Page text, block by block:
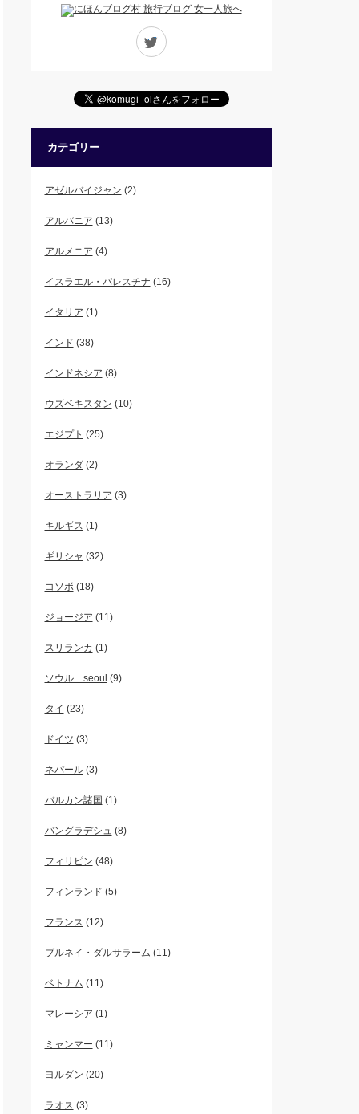
カテゴリー
アゼルバイジャン (2)
アルバニア (13)
アルメニア (4)
イスラエル・パレスチナ (16)
イタリア (1)
インド (38)
インドネシア (8)
ウズベキスタン (10)
エジプト (25)
オランダ(2)
オーストラリア (3)
キルギス (1)
ギリシャ (32)
コソボ(18)
ジョージア (11)
スリランカ (1)
ソウル seoul (9)
タイ (23)
ドイツ (3)
ネパール(3)
バルカン諸国 (1)
バングラデシュ (8)
フィリピン (48)
フィンランド (5)
フランス (12)
ブルネイ・ダルサラーム (11)
ベトナム (11)
マレーシア (1)
ミャンマー (11)
ヨルダン (20)
ラオス (3)